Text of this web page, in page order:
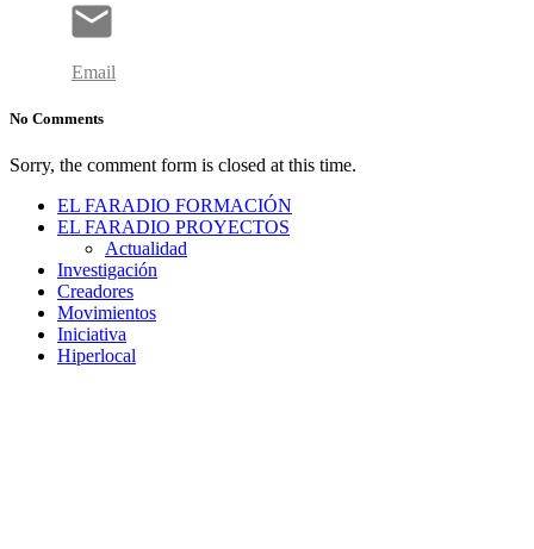
Email
No Comments
Sorry, the comment form is closed at this time.
EL FARADIO FORMACIÓN
EL FARADIO PROYECTOS
Actualidad
Investigación
Creadores
Movimientos
Iniciativa
Hiperlocal